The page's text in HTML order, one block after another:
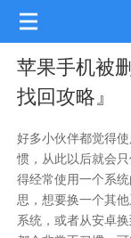
苹果手机被
找回攻略』
好多小伙伴都觉得
惯，从此以后就会
得经常使用一个系
思，想要换一个其
系统，或者从安卓